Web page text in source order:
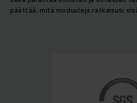
päättää, mitä moduuleja ratkaisusi